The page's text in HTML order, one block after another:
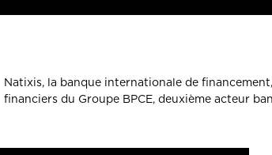
Natixis, la banque internationale de
financiers du Groupe BPCE, deuxième acteur